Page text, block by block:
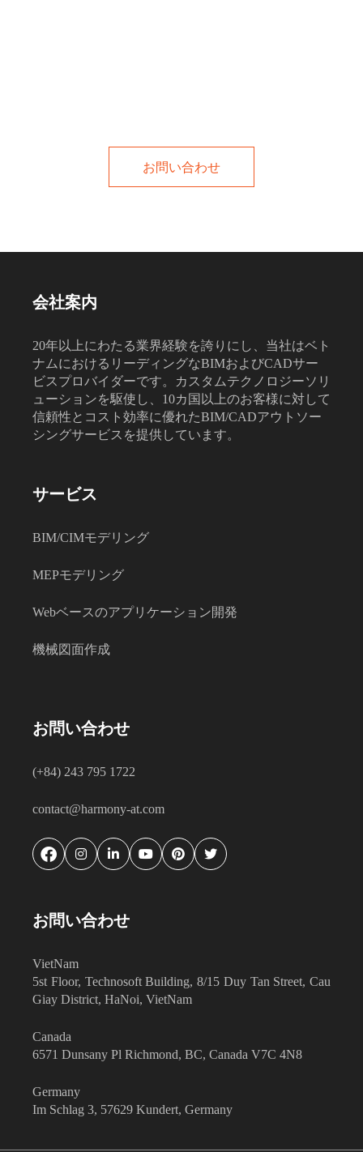
お問い合わせ
会社案内
20年以上にわたる業界経験を誇りにし、当社はベト
ナムにおけるリーディングなBIMおよびCADサー
ビスプロバイダーです。カスタムテクノロジーソリ
ューションを駆使し、10カ国以上のお客様に対して
信頼性とコスト効率に優れたBIM/CADアウトソー
シングサービスを提供しています。
サービス
BIM/CIMモデリング
MEPモデリング
Webベースのアプリケーション開発
機械図面作成
お問い合わせ
(+84) 243 795 1722
contact@harmony-at.com
お問い合わせ
VietNam
5st Floor, Technosoft Building, 8/15 Duy Tan Street, Cau
Giay District, HaNoi, VietNam
Canada
6571 Dunsany Pl Richmond, BC, Canada V7C 4N8
Germany
Im Schlag 3, 57629 Kundert, Germany